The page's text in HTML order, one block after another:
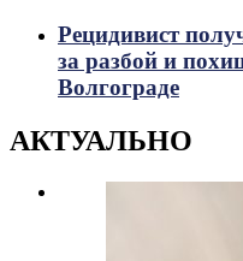
Рецидивист
за разбой и
Волгограде
АКТУАЛЬНО